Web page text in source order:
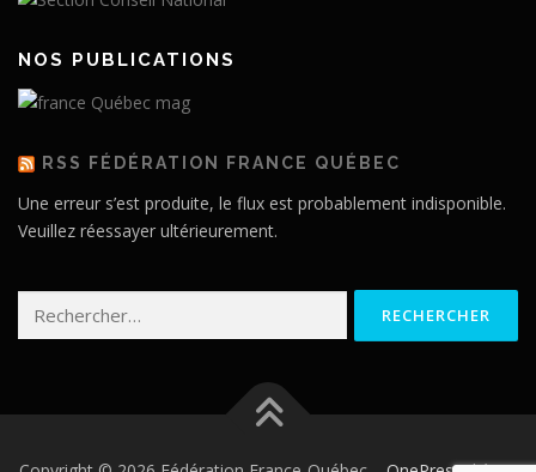
NOS PUBLICATIONS
RSS FÉDÉRATION FRANCE QUÉBEC
Une erreur s’est produite, le flux est probablement indisponible.
Veuillez réessayer ultérieurement.
Rechercher :